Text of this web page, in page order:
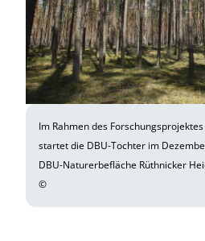
Im Rahmen des
startet die DBU-Tochter im
DBU-Naturerbefläche Rüthnicker
©